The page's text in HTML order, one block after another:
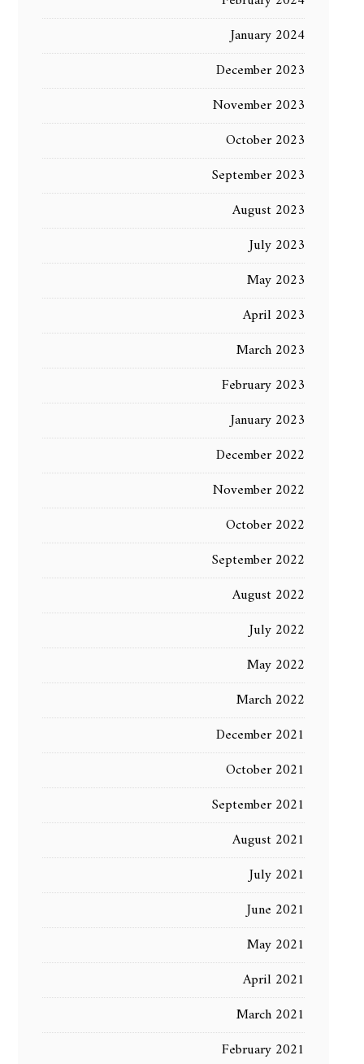
January 2024
December 2023
November 2023
October 2023
September 2023
August 2023
July 2023
May 2023
April 2023
March 2023
February 2023
January 2023
December 2022
November 2022
October 2022
September 2022
August 2022
July 2022
May 2022
March 2022
December 2021
October 2021
September 2021
August 2021
July 2021
June 2021
May 2021
April 2021
March 2021
February 2021